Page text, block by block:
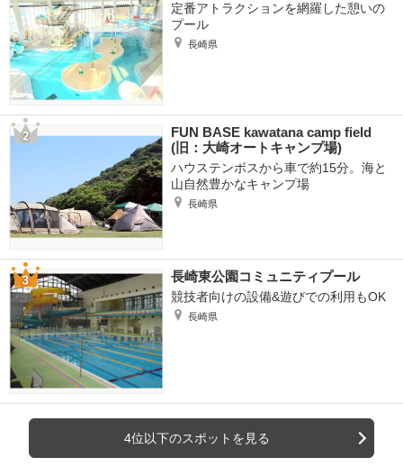
定番アトラクションを網羅した憩いの
プール
長崎県
FUN BASE kawatana camp field
(旧：大崎オートキャンプ場)
ハウステンボスから車で約15分。海と
山自然豊かなキャンプ場
長崎県
長崎東公園コミュニティプール
競技者向けの設備&遊びでの利用もOK
長崎県
4位以下のスポットを見る